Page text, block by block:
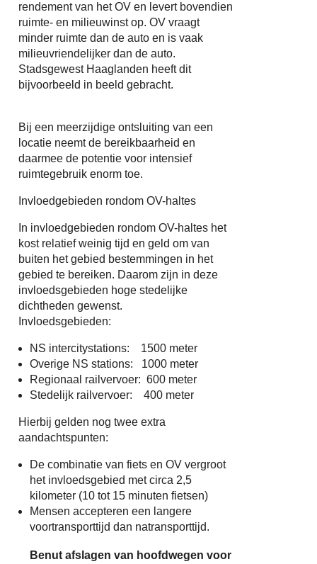
rendement van het OV en levert bovendien
ruimte- en milieuwinst op. OV vraagt
minder ruimte dan de auto en is vaak
milieuvriendelijker dan de auto.
Stadsgewest Haaglanden heeft dit
bijvoorbeeld in beeld gebracht.
Bij een meerzijdige ontsluiting van een
locatie neemt de bereikbaarheid en
daarmee de potentie voor intensief
ruimtegebruik enorm toe.
Invloedgebieden rondom OV-haltes
In invloedgebieden rondom OV-haltes het
kost relatief weinig tijd en geld om van
buiten het gebied bestemmingen in het
gebied te bereiken. Daarom zijn in deze
invloedsgebieden hoge stedelijke
dichtheden gewenst.
Invloedsgebieden:
NS intercitystations: 1500 meter
Overige NS stations: 1000 meter
Regionaal railvervoer: 600 meter
Stedelijk railvervoer: 400 meter
Hierbij gelden nog twee extra
aandachtspunten:
De combinatie van fiets en OV vergroot
het invloedsgebied met circa 2,5
kilometer (10 tot 15 minuten fietsen)
Mensen accepteren een langere
voortransporttijd dan natransporttijd.
Benut afslagen van hoofdwegen voor